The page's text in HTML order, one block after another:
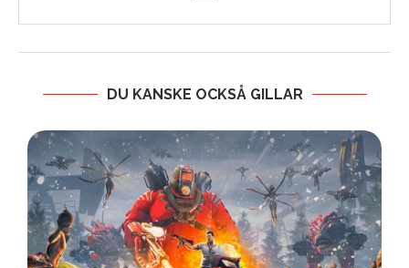
DU KANSKE OCKSÅ GILLAR